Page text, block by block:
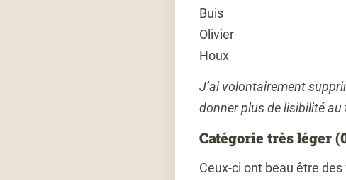
Buis
Olivier
Houx
J’ai volontairement
donner plus de lisibilité au
Catégorie très léger
Ceux-ci ont beau être